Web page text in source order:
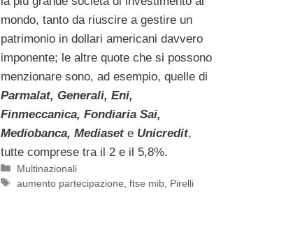
mondo, tanto da riuscire a gestire un
patrimonio in dollari americani davvero
imponente; le altre quote che si possono
menzionare sono, ad esempio, quelle di
Parmalat, Generali, Eni,
Finmeccanica, Fondiaria Sai,
Mediobanca, Mediaset eUnicredit,
tutte comprese tra il 2 e il 5,8%.
Categorie
Multinazionali
Tag
aumento partecipazione ,ftse mib Pirelli